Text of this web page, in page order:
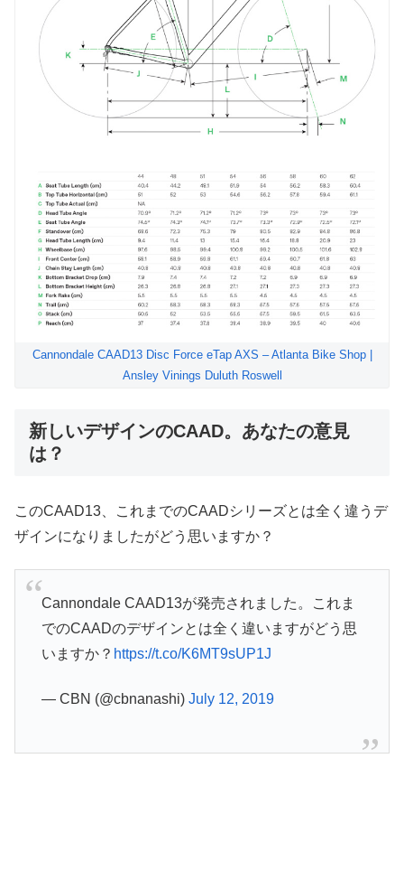
Cannondale CAAD13 Disc Force eTap AXS – Atlanta Bike Shop |
Ansley Vinings Duluth Roswell
新しいデザインのCAAD。あなたの意見
は？
このCAAD13、これまでのCAADシリーズとは全く違うデ
ザインになりましたがどう思いますか？
Cannondale CAAD13が発売されました。これま
でのCAADのデザインとは全く違いますがどう思
いますか？ https://t.co/K6MT9sUP1J
— CBN (@cbnanashi) July 12, 2019